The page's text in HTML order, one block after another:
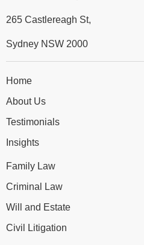
265 Castlereagh St,
Sydney NSW 2000
Home
About Us
Testimonials
Insights
Family Law
Criminal Law
Will and Estate
Civil Litigation